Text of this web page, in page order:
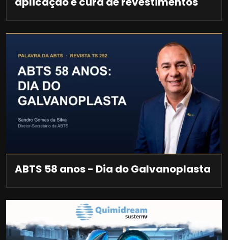
ABTS 58 anos - Dia do Galvanoplasta